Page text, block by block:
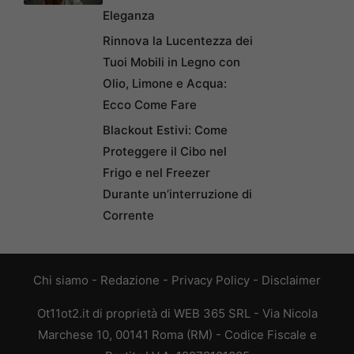
Eleganza
Rinnova la Lucentezza dei
Tuoi Mobili in Legno con
Olio, Limone e Acqua:
Ecco Come Fare
Blackout Estivi: Come
Proteggere il Cibo nel
Frigo e nel Freezer
Durante un’interruzione di
Corrente
Chi siamo - Redazione - Privacy Policy - Disclaimer
Ot11ot2.it di proprietà di WEB 365 SRL - Via Nicola
Marchese 10, 00141 Roma (RM) - Codice Fiscale e